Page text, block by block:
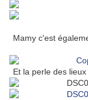
Mamy c'est
Et la perle des